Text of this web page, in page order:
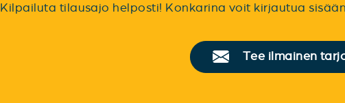
Kilpailuta tilausajo helposti! Konkarina voit kirjautua
Tee ilmainen